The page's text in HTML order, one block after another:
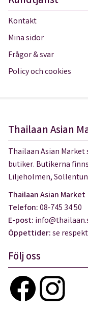
Kontakt
Mina sidor
Frågor & svar
Policy och cookies
Thailaan Asian
Thailaan Asian
butiker. Butikerna
Liljeholmen,
Thailaan Asian Market
Telefon:08-745 34 50
E-post:
Öppettider:se
Följ oss